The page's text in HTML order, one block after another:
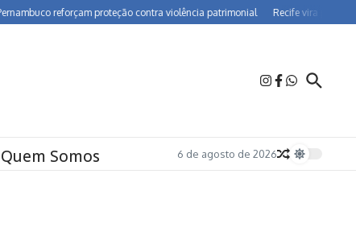
reforçam proteção contra violência patrimonial Recife vira polo de
Quem Somos 6 de agosto de 2026